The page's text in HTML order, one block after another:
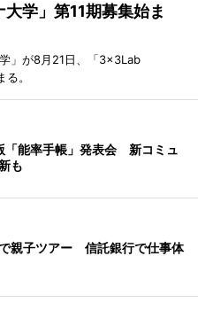
学」第11期募集始ま
」が8月21日、「3×3Lab
。
「能率手帳」発表会 新コミュ
も
親子ツアー 信託銀行で仕事体